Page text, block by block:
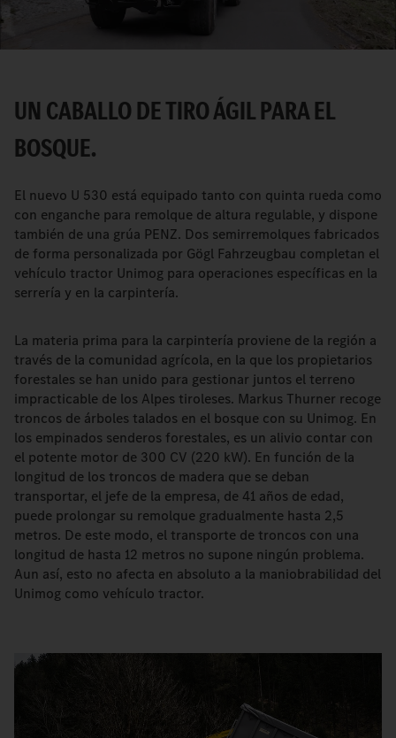
UN CABALLO DE TIRO ÁGIL PARA EL
BOSQUE.
El nuevo U 530 está equipado tanto con quinta rueda como
con enganche para remolque de altura regulable, y dispone
también de una grúa PENZ. Dos semirremolques fabricados
de forma personalizada por Gögl Fahrzeugbau completan el
vehículo tractor Unimog para operaciones específicas en la
serrería y en la carpintería.
La materia prima para la carpintería proviene de la región a
través de la comunidad agrícola, en la que los propietarios
forestales se han unido para gestionar juntos el terreno
impracticable de los Alpes tiroleses. Markus Thurner recoge
troncos de árboles talados en el bosque con su Unimog. En
los empinados senderos forestales, es un alivio contar con
el potente motor de 300 CV (220 kW). En función de la
longitud de los troncos de madera que se deban
transportar, el jefe de la empresa, de 41 años de edad,
puede prolongar su remolque gradualmente hasta 2,5
metros. De este modo, el transporte de troncos con una
longitud de hasta 12 metros no supone ningún problema.
Aun así, esto no afecta en absoluto a la maniobrabilidad del
Unimog como vehículo tractor.